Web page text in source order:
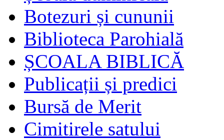
Botezuri și cununii
Biblioteca Parohială
ȘCOALA BIBLICĂ
Publicații și predici
Bursă de Merit
Cimitirele satului